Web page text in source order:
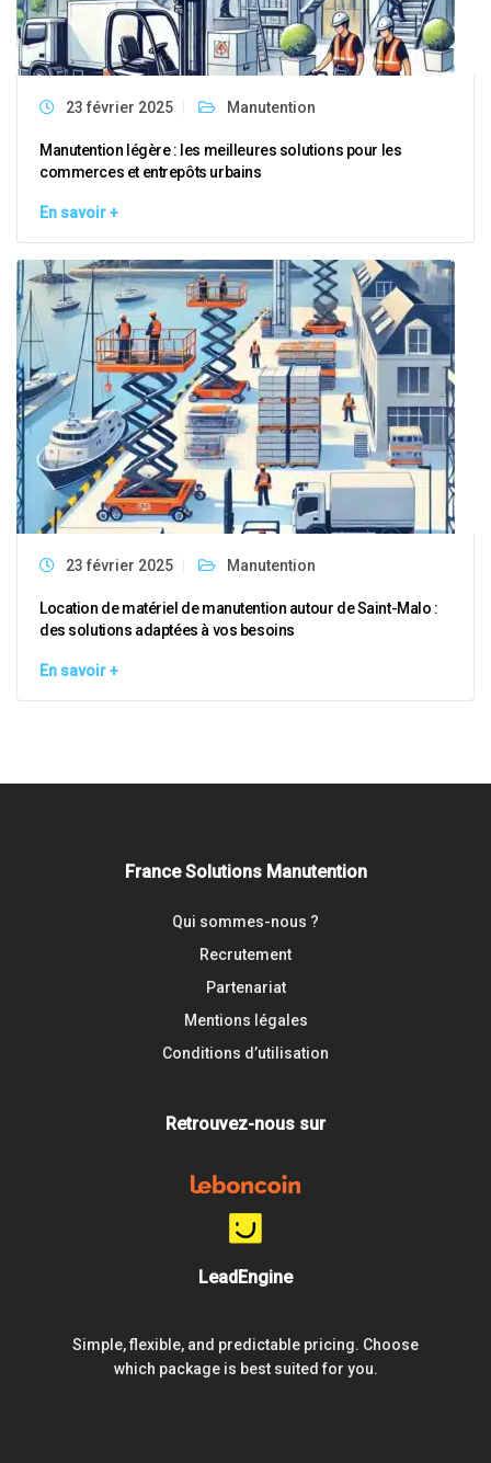
23 février 2025 Manutention
Manutention légère : les meilleures solutions pour les
commerces et entrepôts urbains
En savoir +
23 février 2025 Manutention
Location de matériel de manutention autour de Saint-Malo :
des solutions adaptées à vos besoins
En savoir +
France Solutions Manutention
Qui sommes-nous ?
Recrutement
Partenariat
Mentions légales
Conditions d’utilisation
Retrouvez-nous sur
LeadEngine
Simple, flexible, and predictable pricing. Choose
which package is best suited for you.